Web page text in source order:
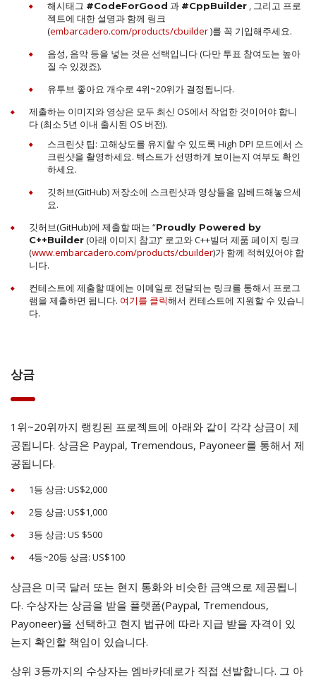
해시태그 #CodeForGood 과 #CppBuilder , 그리고 프로
젝트에 대한 설명과 함께 링크
(embarcadero.com/products/cbuilder)를 꼭 기입해주세요.
음성, 음악 등을 넣는 것은 선택입니다 (다만 투표 참여도는 높아
질 수 있겠죠).
유투브 좋아요 개수로 4위~20위가 결정됩니다.
제출하는 이미지와 영상은 모두 최신 OS에서 작업한 것이어야 합니
다 (최소 5년 이내 출시된 OS 버전).
스크린샷 팁: 고해상도를 유지할 수 있도록 High DPI 모드에서 스
크린샷을 촬영하세요. 텍스트가 선명하게 보이는지 여부도 확인
하세요.
깃허브(GitHub) 저장소에 스크린샷과 영상들을 임베드해놓으세
요.
깃허브(GitHub)에 제출할 때는 “Proudly Powered by
C++Builder(아래 이미지 참고)” 로고와 C++빌더 제품 페이지 링크
(www.embarcadero.com/products/cbuilder)가 함께 적혀있어야 합
니다.
컨테스트에 제출할 때에는 이메일로 전달되는 링크를 통해서 프로그
램을 제출하면 됩니다. 여기를 클릭해서 컨테스트에 지원할 수 있습니
다.
상금
1위~20위까지 랭킹된 프로젝트에 아래와 같이 각각 상금이 제
공됩니다. 상금은 Paypal, Tremendous, Payoneer를 통해서 제
공됩니다.
1등 상금: US$2,000
2등 상금: US$1,000
3등 상금: US $500
4등~20등 상금: US$100
상금은 미국 달러 또는 현지 통화와 비슷한 금액으로 제공됩니
다. 수상자는 상금을 받을 플랫폼(Paypal, Tremendous,
Payoneer)을 선택하고 현지 법규에 따라 지급 받을 자격이 있
는지 확인할 책임이 있습니다.
상위 3등까지의 수상자는 엠바카데로가 직접 선발합니다. 그 아